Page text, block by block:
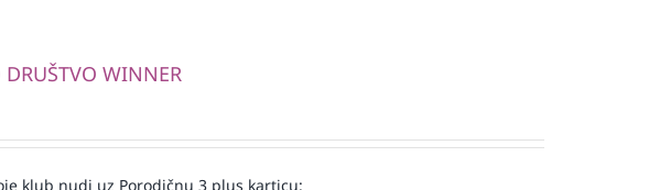
DRUŠTVO WINNER
klub nudi uz Porodičnu 3 plus karticu: